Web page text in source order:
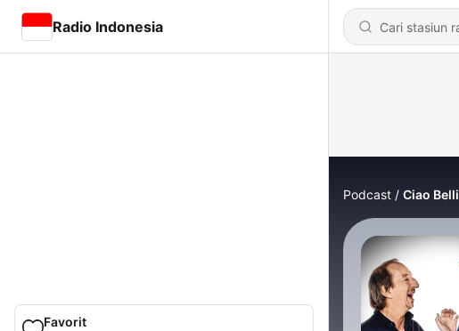
Radio Indonesia
Favorit
Podcast Ciao Belli